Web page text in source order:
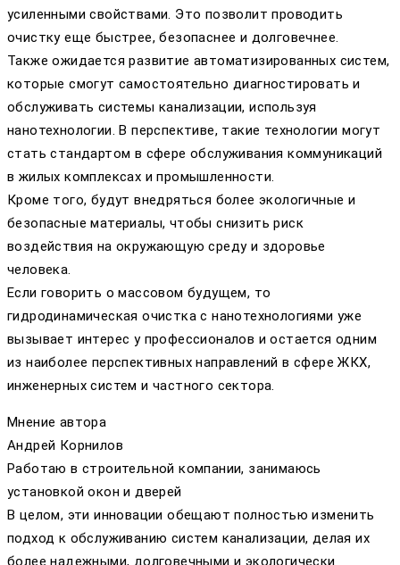
усиленными свойствами. Это позволит проводить
очистку еще быстрее, безопаснее и долговечнее.
Также ожидается развитие автоматизированных систем,
которые смогут самостоятельно диагностировать и
обслуживать системы канализации, используя
нанотехнологии. В перспективе, такие технологии могут
стать стандартом в сфере обслуживания коммуникаций
в жилых комплексах и промышленности.
Кроме того, будут внедряться более экологичные и
безопасные материалы, чтобы снизить риск
воздействия на окружающую среду и здоровье
человека.
Если говорить о массовом будущем, то
гидродинамическая очистка с нанотехнологиями уже
вызывает интерес у профессионалов и остается одним
из наиболее перспективных направлений в сфере ЖКХ,
инженерных систем и частного сектора.
Мнение автора
Андрей Корнилов
Работаю в строительной компании, занимаюсь
установкой окон и дверей
В целом, эти инновации обещают полностью изменить
подход к обслуживанию систем канализации, делая их
более надежными, долговечными и экологически